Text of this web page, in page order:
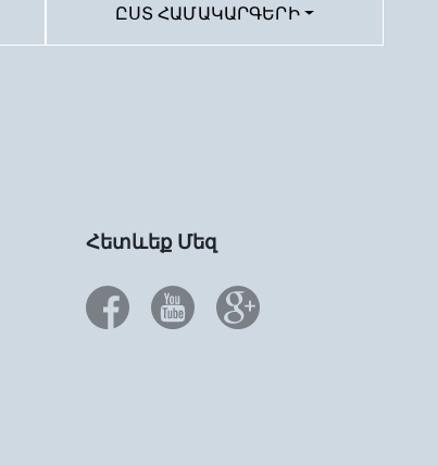
ԸՍՏ ՀԱՄԱԿԱՐԳԵՐԻ
Հետևեք Մեզ